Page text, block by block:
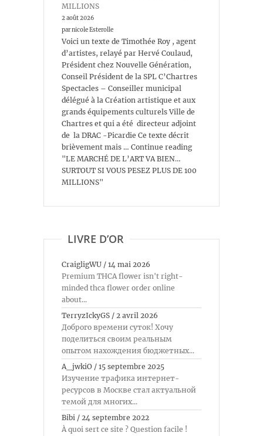
MILLIONS
2 août 2026
par nicole Esterolle
Voici un texte de Timothée Roy , agent
d’artistes, relayé par Hervé Coulaud,
Président chez Nouvelle Génération,
Conseil Président de la SPL C’Chartres
Spectacles – Conseiller municipal
délégué à la Création artistique et aux
grands équipements culturels Ville de
Chartres et qui a été directeur adjoint
de la DRAC -Picardie Ce texte décrit
brièvement mais … Continue reading
"LE MARCHÉ DE L’ART VA BIEN…
SURTOUT SI VOUS PESEZ PLUS DE 100
MILLIONS"
LIVRE D’OR
CraigligWU / 14 mai 2026
Premium THCA flower isn't right-
minded thca flower order online
about...
TerryzIckyGS / 2 avril 2026
Доброго времени суток! Хочу
поделиться своим реальным
опытом нахождения бюджетных...
A_jwkiO / 15 septembre 2025
Изучение трафика интернет-
ресурсов в Москве стал актуальной
темой для многих...
Bibi / 24 septembre 2022
À quoi sert ce site ? Question facile !